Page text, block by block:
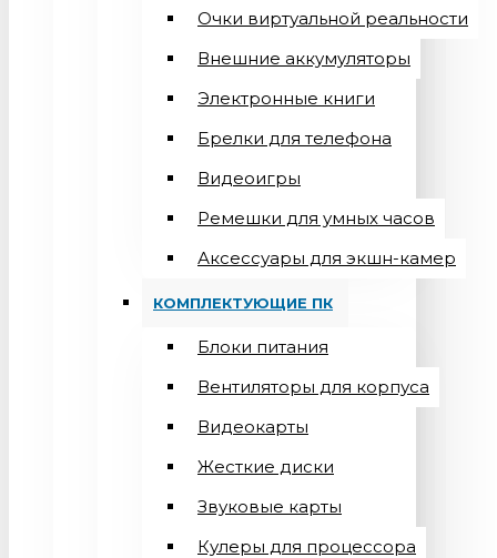
Очки виртуальной реальности
Внешние аккумуляторы
Электронные книги
Брелки для телефона
Видеоигры
Ремешки для умных часов
Аксессуары для экшн-камер
КОМПЛЕКТУЮЩИЕ ПК
Блоки питания
Вентиляторы для корпуса
Видеокарты
Жесткие диски
Звуковые карты
Кулеры для процессора